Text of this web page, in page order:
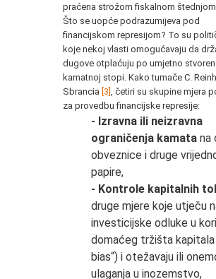
praćena strožom fiskalnom štednjom.
Što se uopće podrazumijeva pod
financijskom represijom? To su
koje nekoj vlasti omogućavaju da
dugove otplaćuju po umjetno
kamatnoj stopi. Kako tumače C.
Sbrancia [3]
, četiri su skupine mjera
za provedbu financijske represije:
- Izravna ili neizravna
ograničenja kamata na
obveznice i druge
papire,
- Kontrole kapitalnih
druge mjere koje utječu
investicijske odluke u
domaćeg tržišta kapitala
bias“) i otežavaju ili
ulaganja u inozemstvo,